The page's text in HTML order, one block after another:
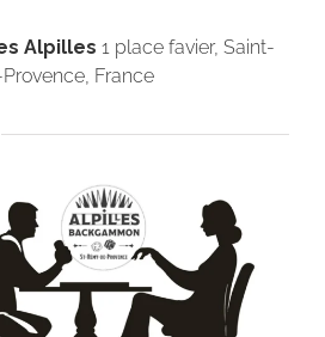
Alpilles1 place favier, Saint-
France